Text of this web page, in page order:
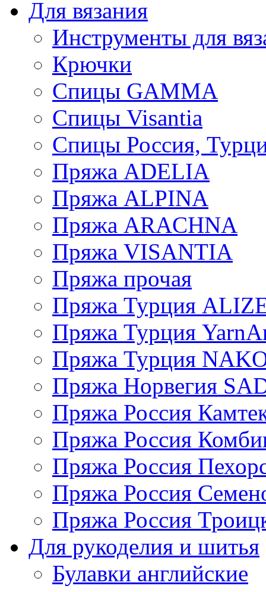
Для вязания
Инструменты для
Крючки
Спицы GAMMA
Спицы Visantia
Спицы Россия,
Пряжа ADELIA
Пряжа ALPINA
Пряжа ARACHNA
Пряжа VISANTIA
Пряжа прочая
Пряжа Турция
Пряжа Турция
Пряжа Турция
Пряжа Норвегия
Пряжа Россия
Пряжа Россия
Пряжа Россия
Пряжа Россия
Пряжа Россия
Для рукоделия и шитья
Булавки английские